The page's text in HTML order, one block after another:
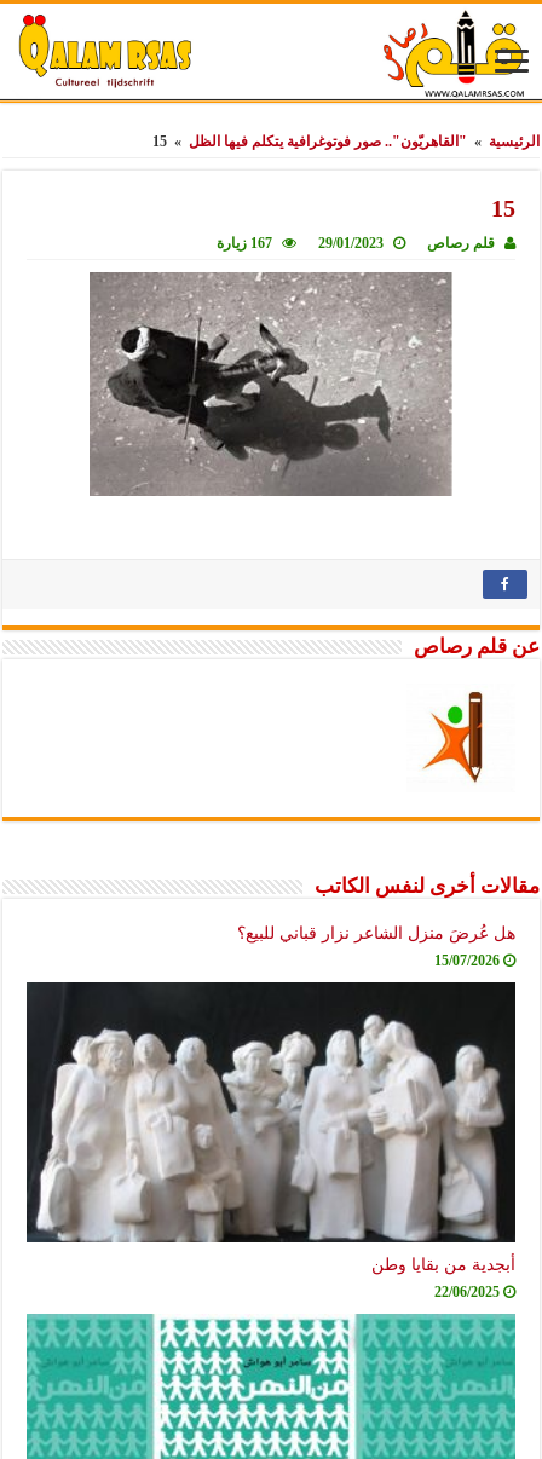
الرئيسية » "القاهريّون".. صور فوتوغرافية يتكلم فيها الظل »
15
15
قلم رصاص 29/01/2023 167 زيارة
عن قلم رصاص
مقالات أخرى لنفس الكاتب
هل عُرضَ منزل الشاعر نزار قباني للبيع؟
15/07/2026
أبجدية من بقايا وطن
22/06/2025